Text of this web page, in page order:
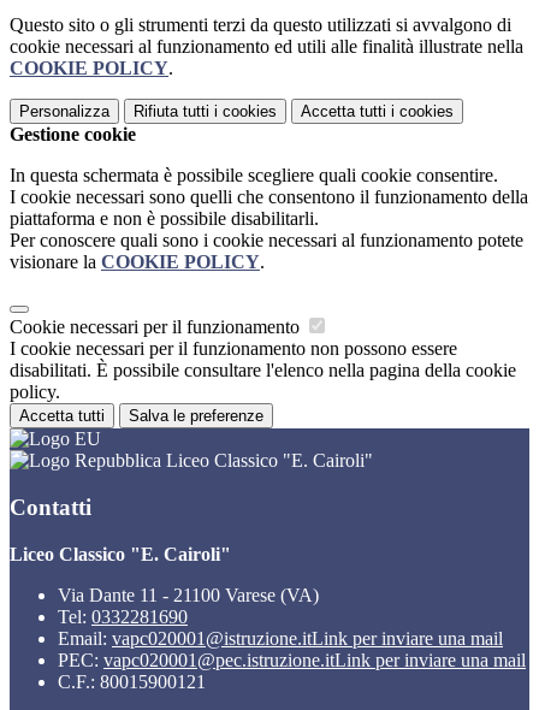
Questo sito o gli strumenti terzi da questo utilizzati si avvalgono di
cookie necessari al funzionamento ed utili alle finalità illustrate nella
COOKIE POLICY.
Personalizza Rifiuta tutti i cookies Accetta tutti i cookies
Gestione cookie
In questa schermata è possibile scegliere quali cookie consentire.
I cookie necessari sono quelli che consentono il funzionamento della
piattaforma e non è possibile disabilitarli.
Per conoscere quali sono i cookie necessari al funzionamento potete
visionare la COOKIE POLICY.
Cookie necessari per il funzionamento
I cookie necessari per il funzionamento non possono essere
disabilitati. È possibile consultare l'elenco nella pagina della cookie
policy.
Accetta tutti Salva le preferenze
Liceo Classico "E. Cairoli"
Contatti
Liceo Classico "E. Cairoli"
Via Dante 11 - 21100 Varese (VA)
Tel: 0332281690
Email: vapc020001@istruzione.itLink per inviare una mail
PEC: vapc020001@pec.istruzione.itLink per inviare una mail
C.F.: 80015900121